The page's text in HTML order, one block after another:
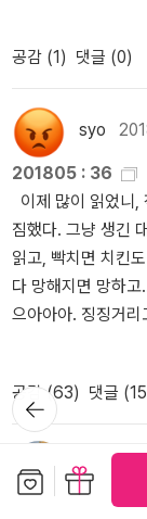
걸 실천하시는 분
다 너무 실용적으
저처럼 실용서 거
전 읽은 거라서 지
밌었습니다.아마
서 재미 면으로는
이 만들었다고 봐
용적인 방법도 제
나 읽었습니다.다
가해놓긴 했는데
다고 본다 고백합
완역본이 없어서
로 읽고 싶은 책 중
겟쬬?킨들 산 지가
임... 반성합니다
book의 다른 한역
인데, 구판 리뷰도
을 버티면서 배웠
고, 자신을 향한 세
없이 끝없이 스스
신의 눈빛이 출발
그때쯤 이미 그는
재가 온통 흔들렸다
는 방문을 잠갔다.
잃지 않아야 한다.
리고 얼른 방문을
요한 시간과 혼자
우리가 지켜보는
평안을 얻을 것이
워 무너진 마음을
는 땅속의 흙을 밀
는 바람에 흔들릴
다. 그것이 생물이
공감 (1) 댓글 (0)
syo
201805 : 36
이제 많이 읽었니,
짐했다. 그냥 생긴
읽고, 빡치면 치킨
다 망해지면 망하
으아아아. 징징거리고 싶어..... 어쨌든 양질
난 다음 페이지: 적
이렇게 쓰기는 쉽지
만: 누가 뭐래도 제
다. 똥 싸다 말고
지를 추켜올릴 수
다. 과하게 아름답
공감 (63) 댓글
뚜유
뒤로가
기